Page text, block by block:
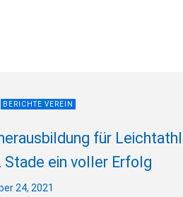
BERICHTE VEREIN
für
Stade ein voller Erfolg
24, 2021